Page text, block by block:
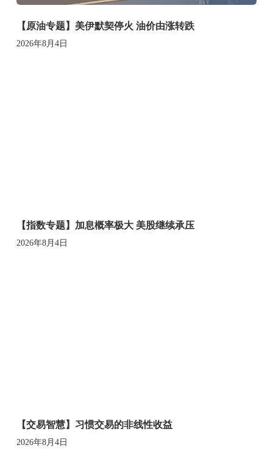
【原油专题】美伊默契停火 油价由涨转跌
2026年8月4日
【指数专题】加息概率极大 美股继续承压
2026年8月4日
【交易智慧】习惯交易的非线性收益
2026年8月4日